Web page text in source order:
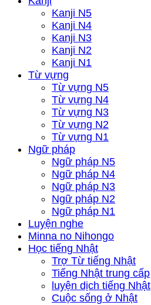
Kanji N5
Kanji N4
Kanji N3
Kanji N2
Kanji N1
Từ vựng
Từ vựng N5
Từ vựng N4
Từ vựng N3
Từ vựng N2
Từ vựng N1
Ngữ pháp
Ngữ pháp N5
Ngữ pháp N4
Ngữ pháp N3
Ngữ pháp N2
Ngữ pháp N1
Luyện nghe
Minna no Nihongo
Học tiếng Nhật
Trợ Từ tiếng Nhật
Tiếng Nhật trung cấp
luyện dịch tiếng Nhật
Cuộc sống ở Nhật